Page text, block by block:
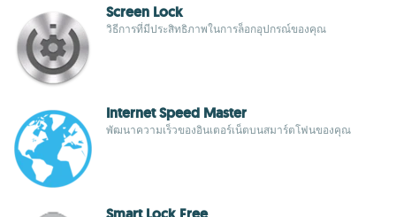
Screen Lock
วิธีการที่มีประสิทธิภาพในการล็อกอุปกรณ์ของคุณ
Internet Speed Master
พัฒนาความเร็วของอินเตอร์เน็ตบนสมาร์ตโฟนของคุณ